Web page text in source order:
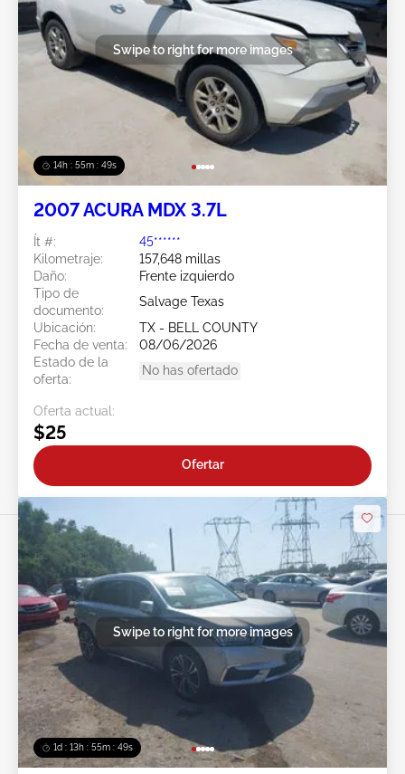
14h : 55m : 46s
Swipe to right for more images
2007 ACURA MDX 3.7L
Ít #:
45******
Kilometraje:
157,648 millas
Daño:
Frente izquierdo
Tipo de
documento:
Salvage Texas
Ubicación:
TX - BELL COUNTY
Fecha de venta:
08/06/2026
Estado de la
oferta:
No has ofertado
Oferta actual:
$25
Ofertar
1d : 13h : 55m : 46s
Swipe to right for more images